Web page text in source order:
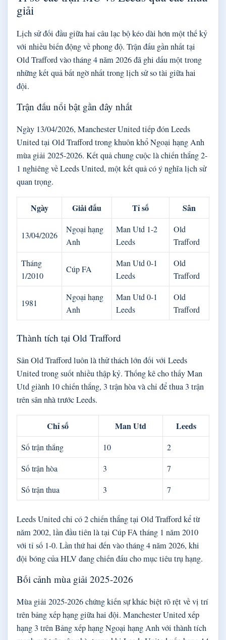
giải
Lịch sử đối đầu giữa hai câu lạc bộ kéo dài hơn một thế kỷ
với nhiều biến động về phong độ. Trận đấu gần nhất tại
Old Trafford vào tháng 4 năm 2026 đã ghi dấu một trong
những kết quả bất ngờ nhất trong lịch sử so tài giữa hai
đội.
Trận đấu nổi bật gần đây nhất
Ngày 13/04/2026, Manchester United tiếp đón Leeds
United tại Old Trafford trong khuôn khổ Ngoại hạng Anh
mùa giải 2025-2026. Kết quả chung cuộc là chiến thắng 2-
1 nghiêng về Leeds United, một kết quả có ý nghĩa lịch sử
quan trọng.
Ngày Giải đấu Tỉ số Sân
13/04/2026
Ngoại hạng
Anh
Man Utd 1-2
Leeds
Old
Trafford
Tháng
1/2010
Cúp FA
Man Utd 0-1
Leeds
Old
Trafford
1981
Ngoại hạng
Anh
Man Utd 0-1
Leeds
Old
Trafford
Thành tích tại Old Trafford
Sân Old Trafford luôn là thử thách lớn đối với Leeds
United trong suốt nhiều thập kỷ. Thống kê cho thấy Man
Utd giành 10 chiến thắng, 3 trận hòa và chỉ để thua 3 trận
trên sân nhà trước Leeds.
Chỉ số Man Utd Leeds
Số trận thắng 10
2
Số trận hòa
3
7
Số trận thua
3 7
Leeds United chỉ có 2 chiến thắng tại Old Trafford kể từ
năm 2002, lần đầu tiên là tại Cúp FA tháng 1 năm 2010
với tỉ số 1-0. Lần thứ hai đến vào tháng 4 năm 2026, khi
đội bóng của HLV đang chiến đấu cho mục tiêu trụ hạng.
Bối cảnh mùa giải 2025-2026
Mùa giải 2025-2026 chứng kiến sự khác biệt rõ rệt về vị trí
trên bảng xếp hạng giữa hai đội. Manchester United xếp
hạng 3 trên Bảng xếp hạng Ngoại hạng Anh với thành tích